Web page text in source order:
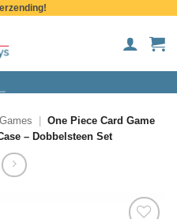
One Piece Card Game
– Dobbelsteen Set